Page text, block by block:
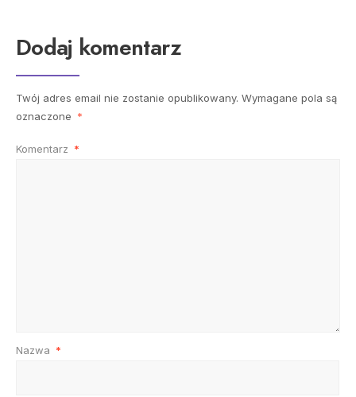
Dodaj komentarz
Twój adres email nie zostanie opublikowany. Wymagane pola są
oznaczone *
Komentarz *
Nazwa *